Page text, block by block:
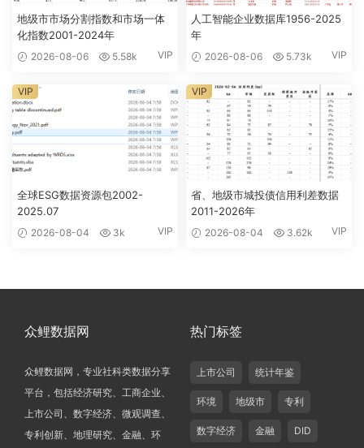
地级市市场分割指数和市场一体
化指数2001-2024年
2026-08-06 5.58k VIP
人工智能企业数据库1956-2025
年
2026-08-06 5.73k VIP
全球ESG数据资源包2002-
2025.07
2026-08-04 3k VIP
VIP
省、地级市城投债信用利差数据
2011-2026年
2026-08-04 3.62k VIP
VIP
众鲤数据网
众鲤数据网，专业社科类数据分享
平台，包括经济研究、工商企业、
上市公司、数字经济、微观调查、
专利创新、地理研究、金融、环
热门标签
上市公司 统计年鉴
环境 地级市 专利
数字经济 金融 DID